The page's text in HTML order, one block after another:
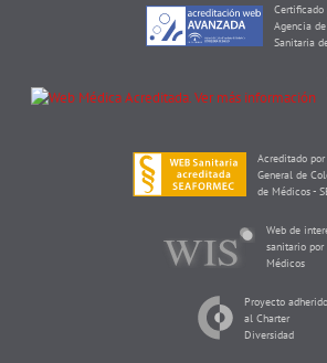
Certificado
Agencia
Sanitaria
Acreditado
General de
de Médicos -
Web de
sanitario por
Médicos
Proyecto adherido
al Charter
Diversidad